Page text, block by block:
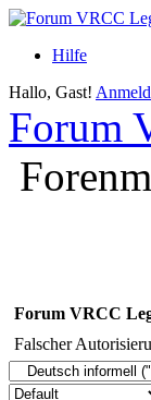
Hilfe
Hallo, Gast!
Forum
Forum VRCC
Falscher